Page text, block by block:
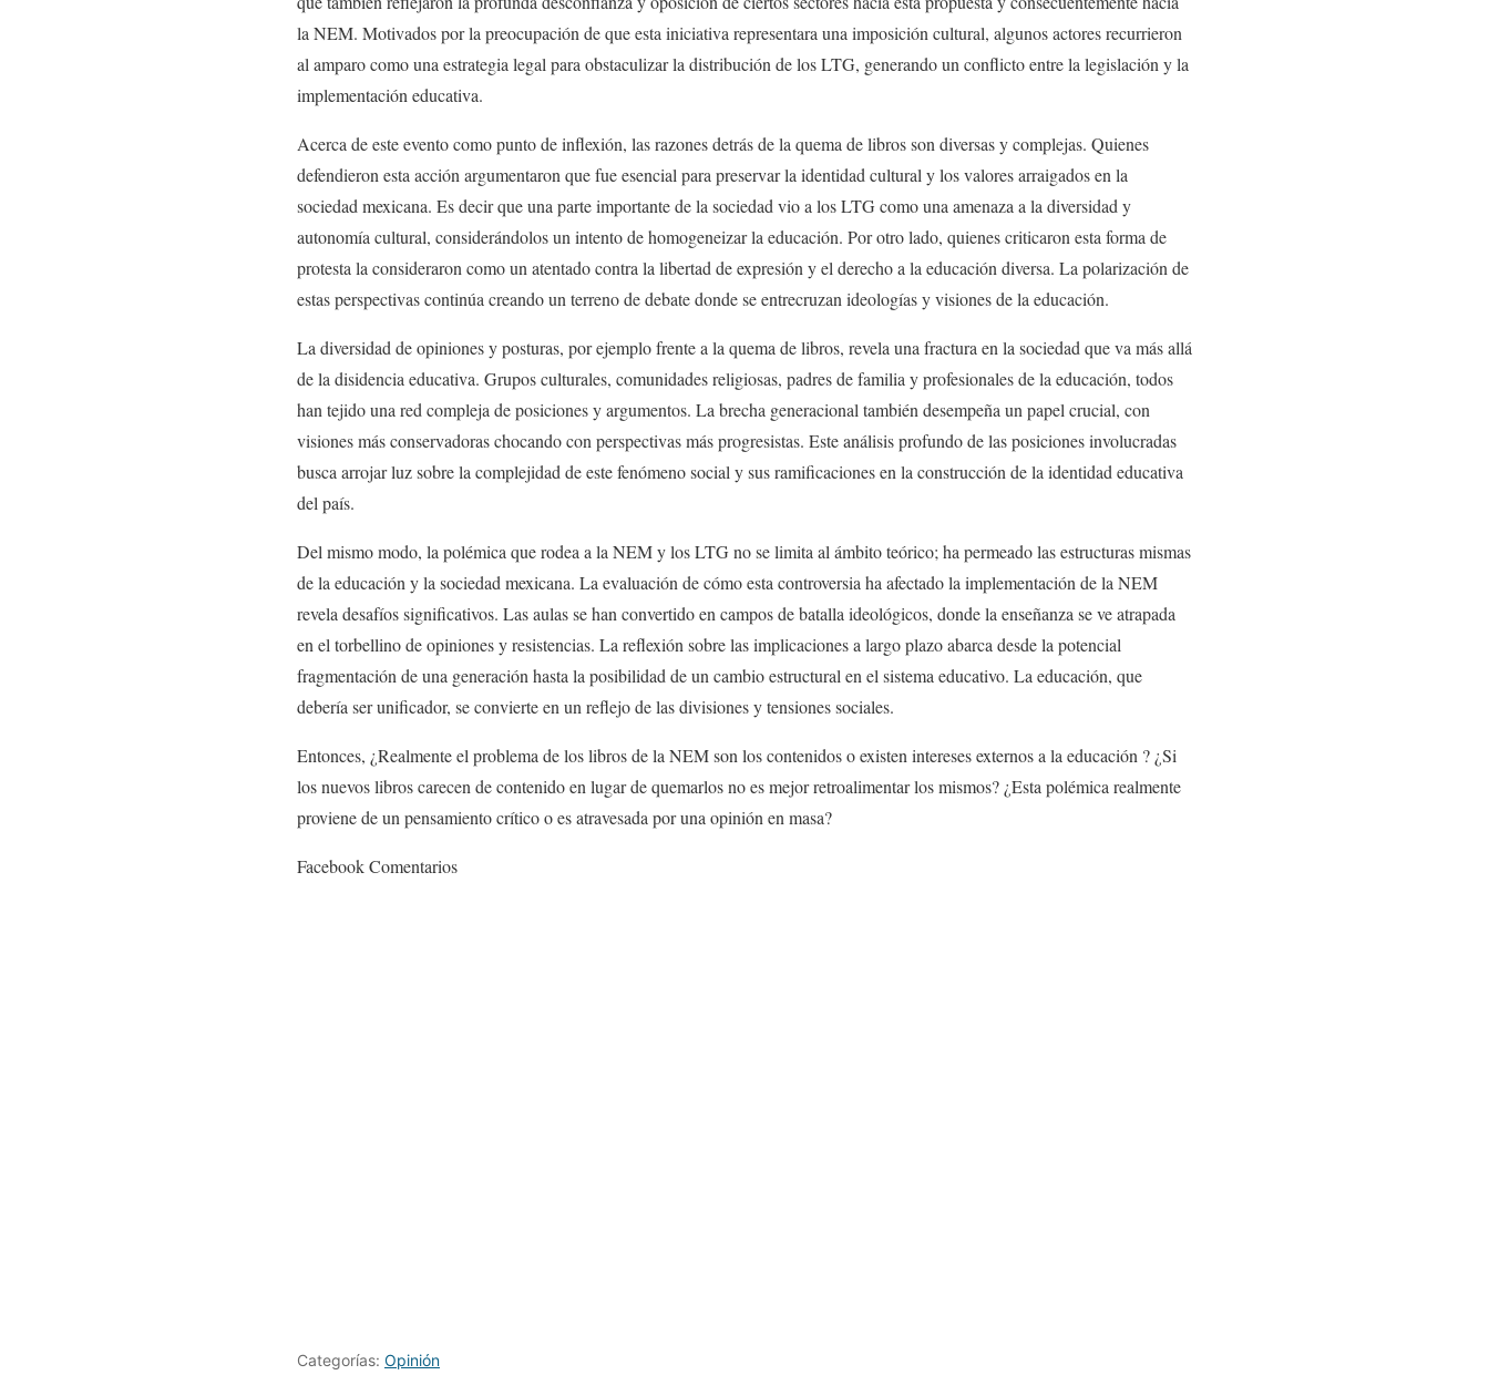
la NEM. Motivados por la preocupación de que esta iniciativa representara una imposición cultural, algunos actores recurrieron
al amparo como una estrategia legal para obstaculizar la distribución de los LTG, generando un conflicto entre la legislación y la
implementación educativa.
Acerca de este evento como punto de inflexión, las razones detrás de la quema de libros son diversas y complejas. Quienes
defendieron esta acción argumentaron que fue esencial para preservar la identidad cultural y los valores arraigados en la
sociedad mexicana. Es decir que una parte importante de la sociedad vio a los LTG como una amenaza a la diversidad y
autonomía cultural, considerándolos un intento de homogeneizar la educación. Por otro lado, quienes criticaron esta forma de
protesta la consideraron como un atentado contra la libertad de expresión y el derecho a la educación diversa. La polarización de
estas perspectivas continúa creando un terreno de debate donde se entrecruzan ideologías y visiones de la educación.
La diversidad de opiniones y posturas, por ejemplo frente a la quema de libros, revela una fractura en la sociedad que va más allá
de la disidencia educativa. Grupos culturales, comunidades religiosas, padres de familia y profesionales de la educación, todos
han tejido una red compleja de posiciones y argumentos. La brecha generacional también desempeña un papel crucial, con
visiones más conservadoras chocando con perspectivas más progresistas. Este análisis profundo de las posiciones involucradas
busca arrojar luz sobre la complejidad de este fenómeno social y sus ramificaciones en la construcción de la identidad educativa
del país.
Del mismo modo, la polémica que rodea a la NEM y los LTG no se limita al ámbito teórico; ha permeado las estructuras mismas
de la educación y la sociedad mexicana. La evaluación de cómo esta controversia ha afectado la implementación de la NEM
revela desafíos significativos. Las aulas se han convertido en campos de batalla ideológicos, donde la enseñanza se ve atrapada
en el torbellino de opiniones y resistencias. La reflexión sobre las implicaciones a largo plazo abarca desde la potencial
fragmentación de una generación hasta la posibilidad de un cambio estructural en el sistema educativo. La educación, que
debería ser unificador, se convierte en un reflejo de las divisiones y tensiones sociales.
Entonces, ¿Realmente el problema de los libros de la NEM son los contenidos o existen intereses externos a la educación ? ¿Si
los nuevos libros carecen de contenido en lugar de quemarlos no es mejor retroalimentar los mismos? ¿Esta polémica realmente
proviene de un pensamiento crítico o es atravesada por una opinión en masa?
Facebook Comentarios
Categorías: Opinión